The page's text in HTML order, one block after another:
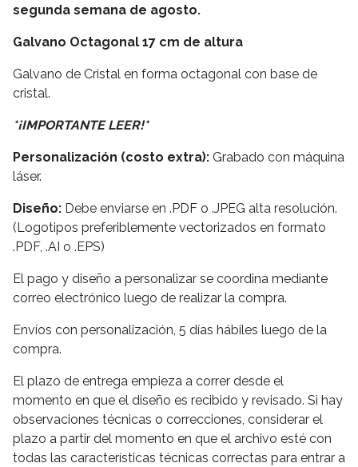
segunda semana de agosto.
Galvano Octagonal 17 cm de altura
Galvano de Cristal en forma octagonal con base de
cristal.
*¡IMPORTANTE LEER!*
Personalización (costo extra): Grabado con máquina
láser.
Diseño: Debe enviarse en .PDF o .JPEG alta resolución.
(Logotipos preferiblemente vectorizados en formato
.PDF, .AI o .EPS)
El pago y diseño a personalizar se coordina mediante
correo electrónico luego de realizar la compra.
Envíos con personalización, 5 días hábiles luego de la
compra.
El plazo de entrega empieza a correr desde el
momento en que el diseño es recibido y revisado. Si hay
observaciones técnicas o correcciones, considerar el
plazo a partir del momento en que el archivo esté con
todas las características técnicas correctas para entrar a